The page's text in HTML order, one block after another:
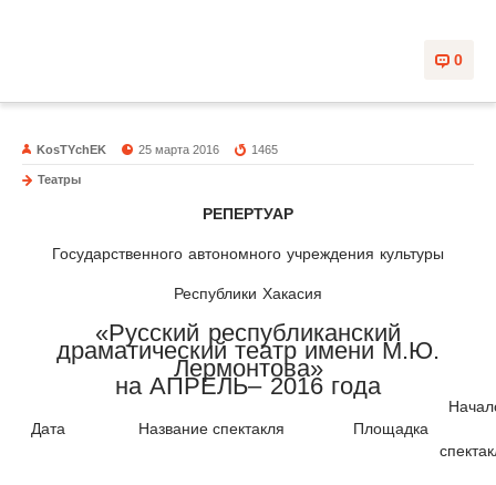
0
KosTYchEK 25 марта 2016 1465
Театры
РЕПЕРТУАР
Государственного автономного учреждения культуры
Республики Хакасия
«Русский республиканский
драматический театр имени М.Ю.
Лермонтова»
на АПРЕЛЬ– 2016 года
Дата Название спектакля Площадка